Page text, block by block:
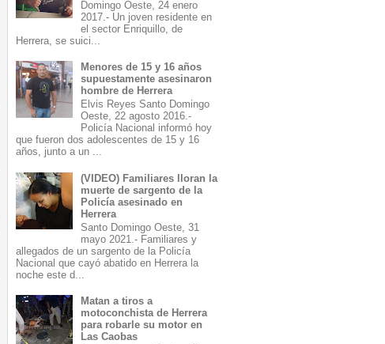
Domingo Oeste, 24 enero
2017.- Un joven residente en
el sector Enriquillo, de
Herrera, se suici...
Menores de 15 y 16 años
supuestamente asesinaron
hombre de Herrera
Elvis Reyes Santo Domingo
Oeste, 22 agosto 2016.-
Policía Nacional informó hoy
que fueron dos adolescentes de 15 y 16
años, junto a un ...
(VIDEO) Familiares lloran la
muerte de sargento de la
Policía asesinado en
Herrera
Santo Domingo Oeste, 31
mayo 2021.- Familiares y
allegados de un sargento de la Policía
Nacional que cayó abatido en Herrera la
noche este d...
Matan a tiros a
motoconchista de Herrera
para robarle su motor en
Las Caobas